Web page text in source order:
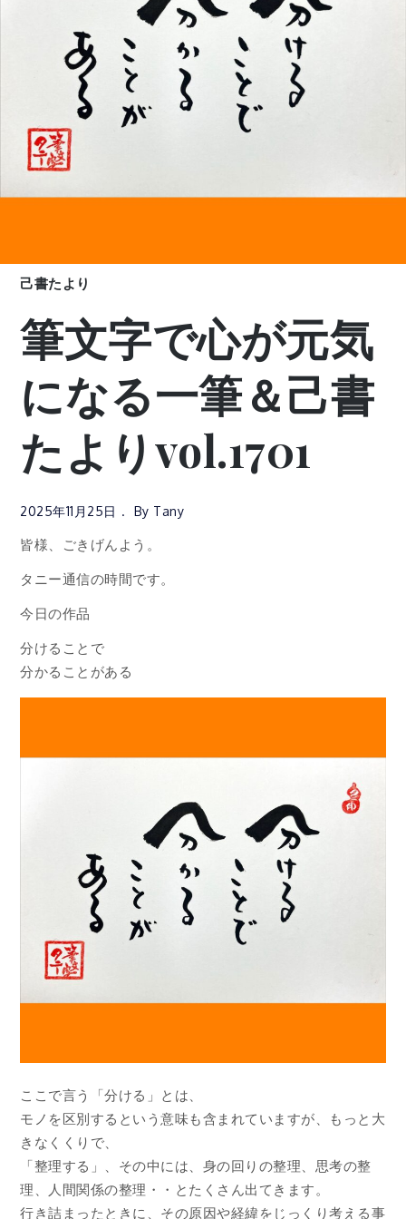
己書たより
筆文字で心が元気
になる一筆＆己書
たよりvol.1701
2025年11月25日 By Tany
皆様、ごきげんよう。
タニー通信の時間です。
今日の作品
分けることで
分かることがある
ここで言う「分ける」とは、
モノを区別するという意味も含まれていますが、もっと大
きなくくりで、
「整理する」、その中には、身の回りの整理、思考の整
理、人間関係の整理・・とたくさん出てきます。
行き詰まったときに、その原因や経緯をじっくり考える事